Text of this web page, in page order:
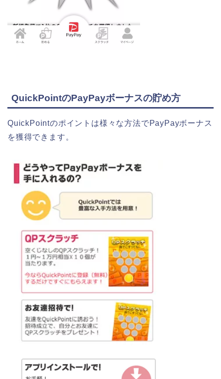
QuickPointのPayPayボーナスの貯め方
QuickPointのポイントは様々な方法でPayPayボーナス
を獲得できます。